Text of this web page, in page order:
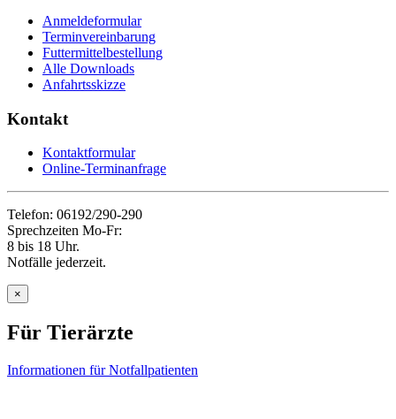
Anmeldeformular
Terminvereinbarung
Futtermittelbestellung
Alle Downloads
Anfahrtsskizze
Kontakt
Kontaktformular
Online-Terminanfrage
Telefon: 06192/290-290
Sprechzeiten Mo-Fr:
8 bis 18 Uhr.
Notfälle jederzeit.
×
Für Tierärzte
Informationen für Notfallpatienten